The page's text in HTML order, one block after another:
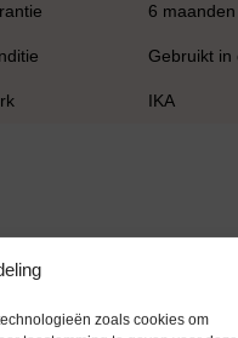
zoals cookies om
6 maanden
Gebruikt in
IKA